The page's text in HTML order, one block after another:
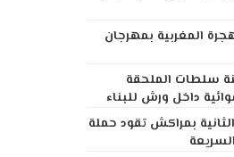
المغربية بمهرجان
سلطات الملحقة
داخل ورش للبناء
بمراكش تقود حملة